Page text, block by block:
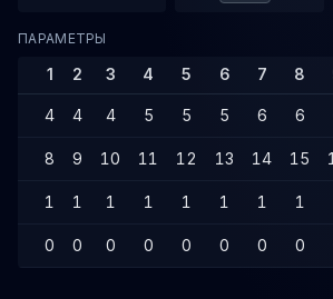
ПАРАМЕТРЫ
1 2 3 4 5 6 7 8
4 4 4 5 5 5 6 6
8 9 10 11 12 13 14 15
1 1 1 1 1 1 1 1
0 0 0 0 0 0 0 0